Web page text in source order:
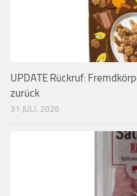
UPDATE Rückruf:
zurück
31 JULI, 2026